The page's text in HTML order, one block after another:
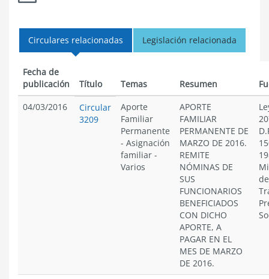
Circulares relacionadas Legislación relacionada
Fecha de
publicación
Título Temas Resumen
04/03/2016
Circular
3209
Aporte
Familiar
Permanente
- Asignación
familiar -
Varios
APORTE
FAMILIAR
PERMANENTE DE
MARZO DE 2016.
REMITE
NÓMINAS DE
SUS
FUNCIONARIOS
BENEFICIADOS
CON DICHO
APORTE, A
PAGAR EN EL
MES DE MARZO
DE 2016.